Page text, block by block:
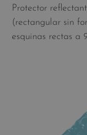
Protector
(rectangular sin
esquinas rectas a